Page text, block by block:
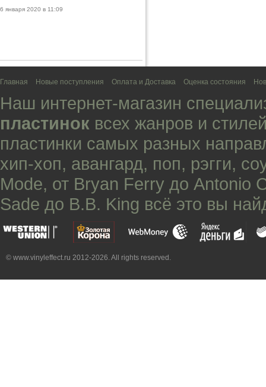
6 января 2020 в 11:09
Главная Новые поступления Оплата и Доставка Оценка состояния
Наш интернет-магазин
пластинок всех жанров и
пластинки самых разных
хип-хоп, авангард, поп, рэгги,
Mode, от Bryan Ferry до Antonio
Sade до B.B. King всё это вы
© www.vinyleffect.ru 2012-2026. All rights reserved.